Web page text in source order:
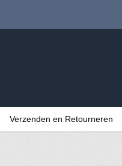
Verzenden en Retourneren